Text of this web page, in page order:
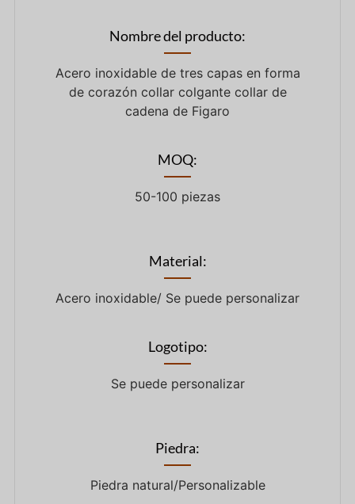
Nombre del producto:
Acero inoxidable de tres capas en forma
de corazón collar colgante collar de
cadena de Figaro
MOQ:
50-100 piezas
Material:
Acero inoxidable/ Se puede personalizar
Logotipo:
Se puede personalizar
Piedra:
Piedra natural/Personalizable